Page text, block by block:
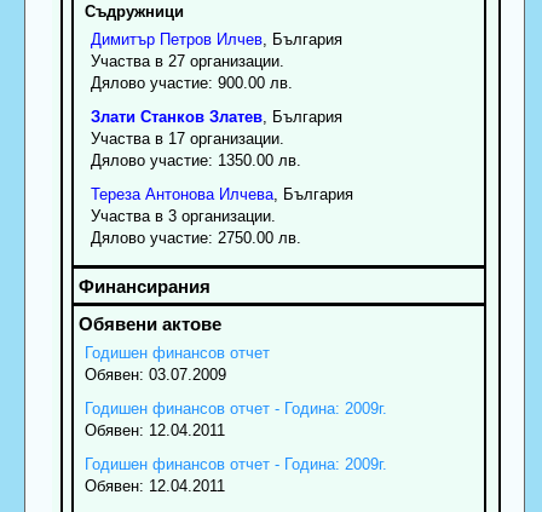
Съдружници
Димитър Петров Илчев, България
Участва в 27 организации.
Дялово участие: 900.00 лв.
Злати Станков Златев, България
Участва в 17 организации.
Дялово участие: 1350.00 лв.
Тереза Антонова Илчева, България
Участва в 3 организации.
Дялово участие: 2750.00 лв.
Годишен финансов отчет
Обявен: 03.07.2009
Годишен финансов отчет - Година: 2009г.
Обявен: 12.04.2011
Годишен финансов отчет - Година: 2009г.
Обявен: 12.04.2011